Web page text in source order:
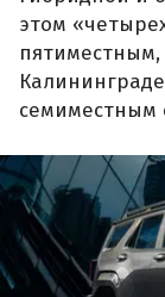
этом
пятиместным,
семиместным